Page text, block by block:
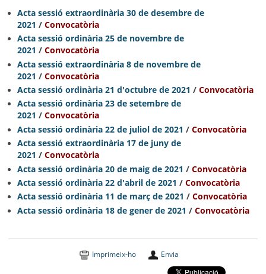
Acta sessió extraordinària 30 de desembre de
2021 /Convocatòria
Acta sessió ordinària 25 de novembre de
2021 /Convocatòria
Acta sessió extraordinària 8 de novembre de
2021 /Convocatòria
Acta sessió ordinària 21 d'octubre de 2021 /Convocatòria
Acta sessió ordinària 23 de setembre de
2021 /Convocatòria
Acta sessió ordinària 22 de juliol de 2021 /Convocatòria
Acta sessió extraordinària 17 de juny de
2021 /Convocatòria
Acta sessió ordinària 20 de maig de 2021 /Convocatòria
Acta sessió ordinària 22 d'abril de 2021 /Convocatòria
Acta sessió ordinària 11 de març de 2021 /Convocatòria
Acta sessió ordinària 18 de gener de 2021 /Convocatòria
Imprimeix-ho Envia